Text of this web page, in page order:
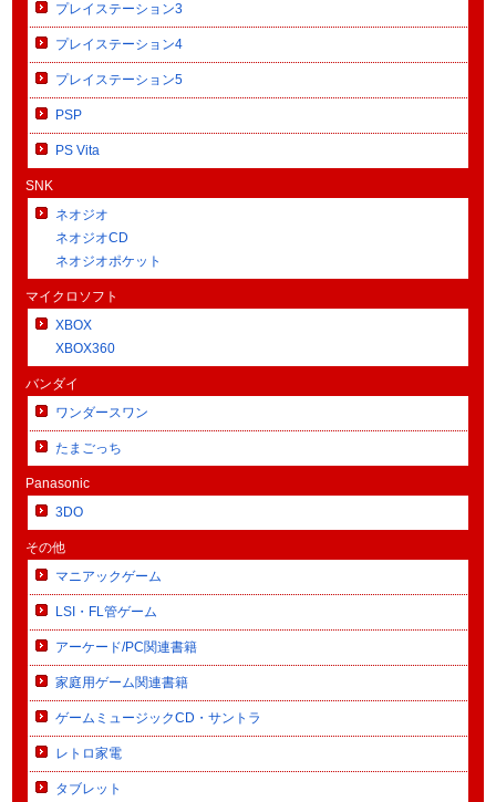
プレイステーション3
プレイステーション4
プレイステーション5
PSP
PS Vita
SNK
ネオジオ
ネオジオCD
ネオジオポケット
マイクロソフト
XBOX
XBOX360
バンダイ
ワンダースワン
たまごっち
Panasonic
3DO
その他
マニアックゲーム
LSI・FL管ゲーム
アーケード/PC関連書籍
家庭用ゲーム関連書籍
ゲームミュージックCD・サントラ
レトロ家電
タブレット